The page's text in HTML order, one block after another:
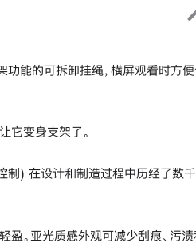
能的可拆卸挂绳，横屏观看时方便
它变身支架了。
) 在设计和制造过程中历经了数
盈。亚光质感外观可减少刮痕、污渍